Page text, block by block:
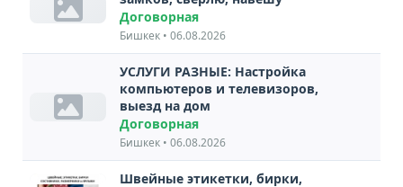
Договорная
Бишкек • 06.08.2026
УСЛУГИ РАЗНЫЕ: Настройка
компьютеров и телевизоров,
выезд на дом
Договорная
Бишкек • 06.08.2026
Швейные этикетки, бирки,